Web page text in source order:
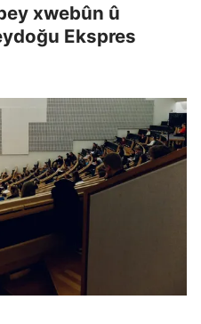
xwebûn û
Ekspres